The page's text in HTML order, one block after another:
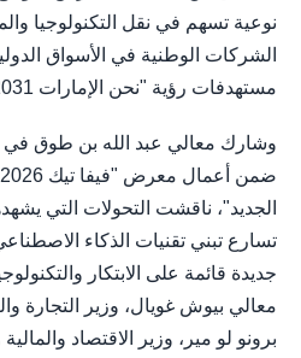
نوعية تسهم في نقل التكنولوجيا
الشركات الوطنية في الأسواق
مستهدفات رؤية "نحن الإمارات 2031".
وشارك معالي عبد الله بن طوق في
الجديد"، ناقشت التحولات التي
تسارع تبني تقنيات الذكاء
جديدة قائمة على الابتكار
معالي بيوش غويال، وزير التجارة
برونو لو مير، وزير الاقتصاد